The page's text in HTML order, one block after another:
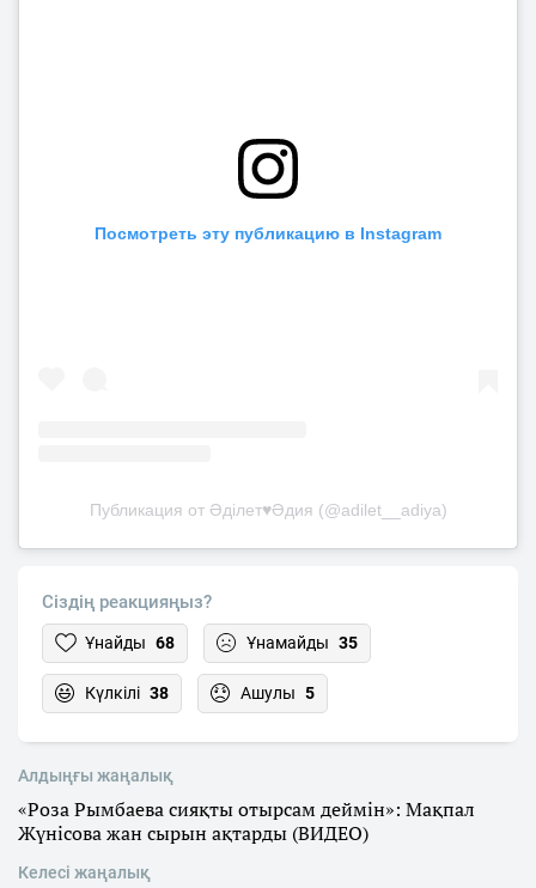
Посмотреть эту публикацию в Instagram
Публикация от Әділет♥️Әдия (@adilet__adiya)
Сіздің реакцияңыз?
Ұнайды 68 Ұнамайды 35
Күлкілі 38 Ашулы 5
Алдыңғы жаңалық
«Роза Рымбаева сияқты отырсам деймін»: Мақпал
Жүнісова жан сырын ақтарды (ВИДЕО)
Келесі жаңалық